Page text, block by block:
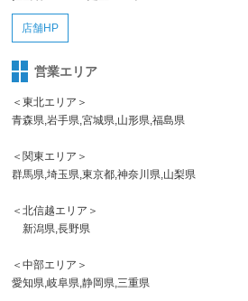
店舗HP
営業エリア
＜東北エリア＞
青森県,岩手県,宮城県,山形県,福島県
＜関東エリア＞
群馬県,埼玉県,東京都,神奈川県,山梨県
＜北信越エリア＞
新潟県,長野県
＜中部エリア＞
愛知県,岐阜県,静岡県,三重県